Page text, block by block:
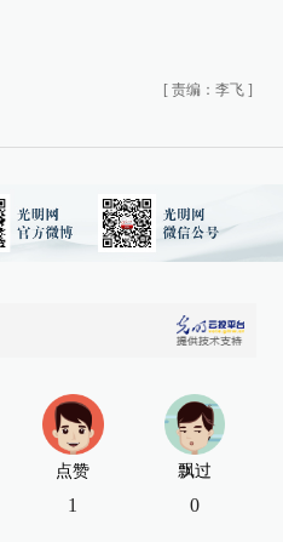
[ 责编：李飞 ]
点赞
1
飘过
0